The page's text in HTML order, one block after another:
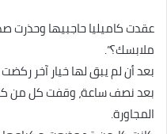
عقدت كاميليا حاجبيها وحذرت
ملابسك؟”.
بعد أن لم يبق لها خيار آخر
بعد نصف ساعة، وقفت كل من
المجاورة.